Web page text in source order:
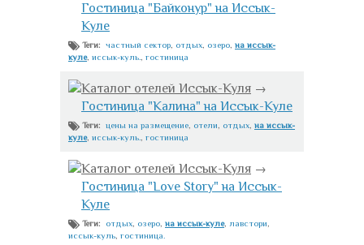
Гостиница "Байконур" на Иссык-
Куле
Теги: частный сектор отдых озеро на иссык-
куле, иссык-куль. гостиница
Каталог отелей Иссык-Куля →
Гостиница "Калина" на Иссык-Куле
Теги: цены на размещение отели отдых на иссык-
куле, иссык-куль. гостиница
Каталог отелей Иссык-Куля →
Гостиница "Love Story" на Иссык-
Куле
Теги: отдых озеро на иссык-куле, лавстори
иссык-куль гостиница.